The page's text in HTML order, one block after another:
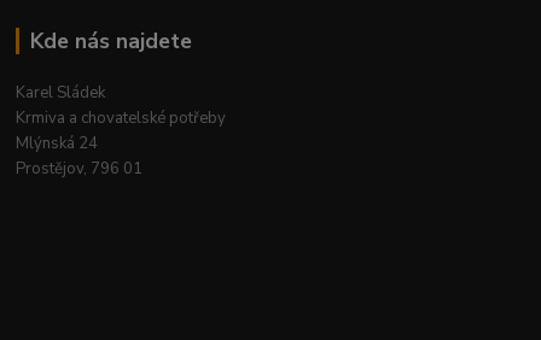
Kde nás najdete
Karel Sládek
Krmiva a chovatelské potřeby
Mlýnská 24
Prostějov, 796 01